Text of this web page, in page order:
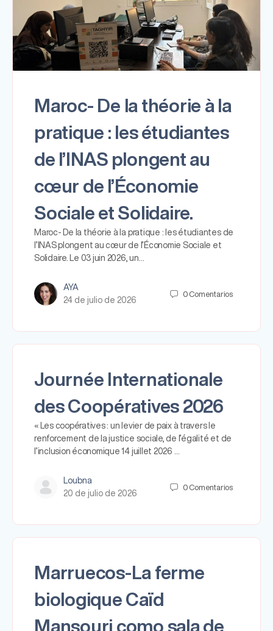
Maroc- De la théorie à la
pratique : les étudiantes
de l’INAS plongent au
cœur de l’Économie
Sociale et Solidaire.
Maroc- De la théorie à la pratique : les étudiantes de
l’INAS plongent au cœur de l’Économie Sociale et
Solidaire. Le 03 juin 2026, un…
AYA
24 de julio de 2026
0 Comentarios
Journée Internationale
des Coopératives 2026
« Les coopératives : un levier de paix à travers le
renforcement de la justice sociale, de l’égalité et de
l’inclusion économique 14 juillet 2026 …
Loubna
20 de julio de 2026
0 Comentarios
Marruecos-La ferme
biologique Caïd
Mansouri como sala de